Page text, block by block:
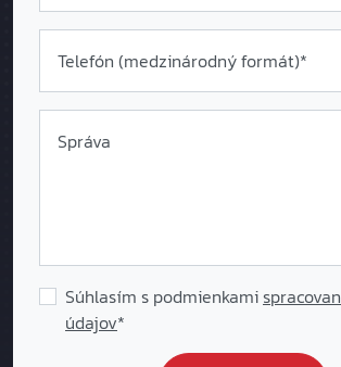
Telefón (medzinárodný formát)*
Správa
Súhlasím s podmienkami
údajov*